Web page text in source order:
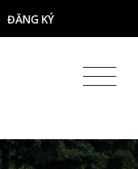
ĐĂNG KÝ